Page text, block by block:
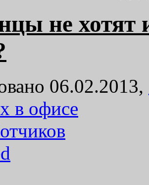
не хотят
06.02.2013,